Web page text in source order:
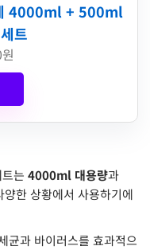
4000ml + 500ml
트
는 4000ml 대용량과
한 상황에서 사용하기에
균과 바이러스를 효과적으